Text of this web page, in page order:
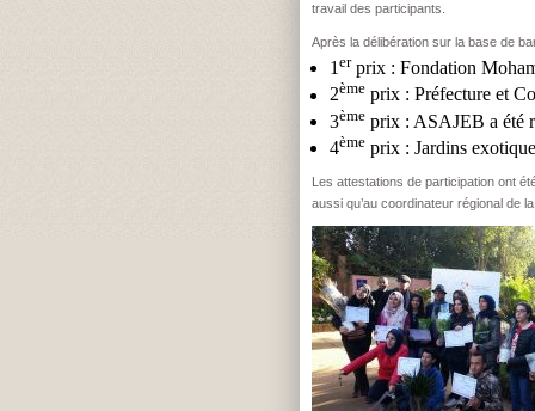
travail des participants.
Après la délibération sur la base de
1 erprix : Fondation
2ème prix : Préfecture et
3ème prix : ASAJEB a été
4ème prix : Jardins
Les attestations de participation ont
aussi qu’au coordinateur régional de